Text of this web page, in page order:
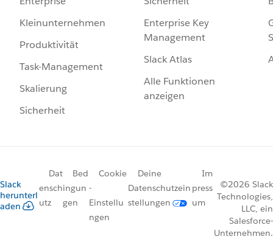
Kleinunternehmen
Produktivität
Task-Management
Skalierung
Sicherheit
Enterprise Key
Management
Slack Atlas
Alle Funktionen
anzeigen
Slack
herunterl
aden
Dat
ensch
utz
Bed
ingun
gen
Cookie
-
Einstellu
ngen
Deine
Datenschutzein
stellungen
Im
press
um
©2026 Slack
Technologies,
LLC, ein
Salesforce-
Unternehmen.